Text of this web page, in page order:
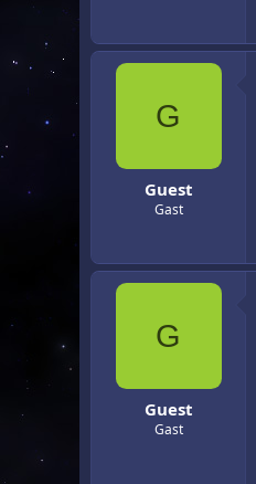
G
Guest
Gast
G
Guest
Gast